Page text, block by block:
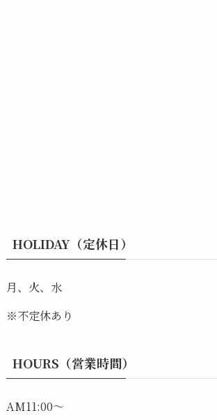
HOLIDAY（定休日）
月、火、水
※不定休あり
HOURS（営業時間）
AM11:00～